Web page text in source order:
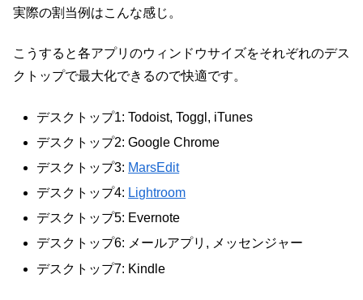
実際の割当例はこんな感じ。
こうすると各アプリのウィンドウサイズをそれぞれのデス
クトップで最大化できるので快適です。
デスクトップ1: Todoist, Toggl, iTunes
デスクトップ2: Google Chrome
デスクトップ3: MarsEdit
デスクトップ4: Lightroom
デスクトップ5: Evernote
デスクトップ6: メールアプリ, メッセンジャー
デスクトップ7: Kindle